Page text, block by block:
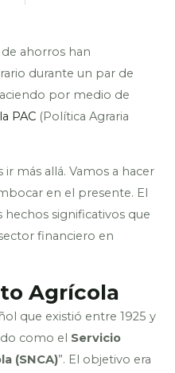
de ahorros han
durante un par de
por medio de
PAC (Política Agraria
más allá. Vamos a hacer
en el presente. El
significativos que
financiero en
Agrícola
que existió entre 1925 y
como el Servicio
(SNCA)”. El objetivo era